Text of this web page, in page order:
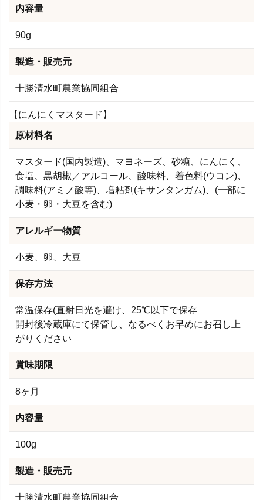
内容量
90g
製造・販売元
十勝清水町農業協同組合
【にんにくマスタード】
原材料名
マスタード(国内製造)、マヨネーズ、砂糖、にんにく、
食塩、黒胡椒／アルコール、酸味料、着色料(ウコン)、
調味料(アミノ酸等)、増粘剤(キサンタンガム)、(一部に
小麦・卵・大豆を含む)
アレルギー物質
小麦、卵、大豆
保存方法
常温保存(直射日光を避け、25℃以下で保存
開封後冷蔵庫にて保管し、なるべくお早めにお召し上
がりください
賞味期限
8ヶ月
内容量
100g
製造・販売元
十勝清水町農業協同組合